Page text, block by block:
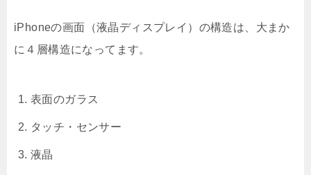
iPhoneの画面（液晶ディスプレイ）の構造は、大まか
に４層構造になってます。
表面のガラス
タッチ・センサー
液晶